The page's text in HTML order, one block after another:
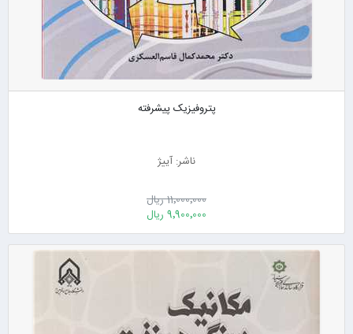
پتروفیزیک پیشرفته
ناشر: آییژ
11٬000٬000 ریال
9٬900٬000 ریال